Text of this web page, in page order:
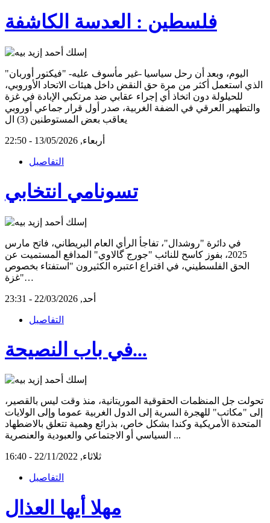
فلسطين : العدسة الكاشفة
اليوم، وبعد أن رحل سياسيا -غير مأسوف عليه- "فيكتور أوربان"
الذي استعمل أكثر من مرة حق النقض داخل هيئات الاتحاد الأوروبي،
للحيلولة دون اتخاذ أي إجراء عقابي ضد مرتكبي الإبادة في غزة
والتطهير العرقي في الضفة الغربية، صدر أول قرار جماعي أوروبي
يعاقب بعض المستوطنين (3) ال
أربعاء, 13/05/2026 - 22:50
التفاصيل
تسونامي انتخابي
في دائرة "روشدال"، تفاجأ الرأي العام البريطاني، فاتح مارس
2025، بفوز كاسح للنائب "جورج گالاوي" المدافع المستميت عن
الحق الفلسطيني، في اقتراع اعتبره الكثيرون "استفتاء بخصوص
غزة"…
أحد, 22/03/2026 - 23:31
التفاصيل
في باب النصيحة...
تحولت جل المنظمات الحقوقية الموريتانية، منذ وقت ليس بالقصير،
إلى "مكاتب" للهجرة السرية إلى الدول الغربية عموما وإلى الولايات
المتحدة الأمريكية وكندا بشكل خاص، بذرائع وهمية تتعلق بالاضطهاد
السياسي أو الاجتماعي والعبودية والعنصرية ...
ثلاثاء, 22/11/2022 - 16:40
التفاصيل
مهلا أيها العذال